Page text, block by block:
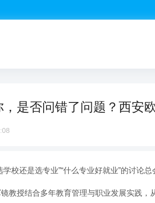
是否问错了问题？西安
校还是选专业”“什么专业好就业”的讨论总
教授结合多年教育管理与职业发展实践，